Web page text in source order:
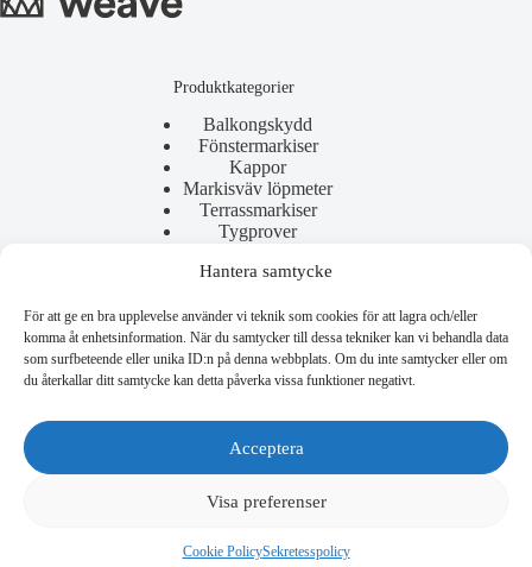
Hantera samtycke
För att ge en bra upplevelse använder vi teknik som cookies för att lagra och/eller
komma åt enhetsinformation. När du samtycker till dessa tekniker kan vi behandla data
som surfbeteende eller unika ID:n på denna webbplats. Om du inte samtycker eller om
du återkallar ditt samtycke kan detta påverka vissa funktioner negativt.
Acceptera
Visa preferenser
Cookie PolicySekretesspolicy
Produktkategorier
Balkongskydd
Fönstermarkiser
Kappor
Markisväv löpmeter
Terrassmarkiser
Tygprover
Användbara länkar
Allmänna villkor
Reklamation